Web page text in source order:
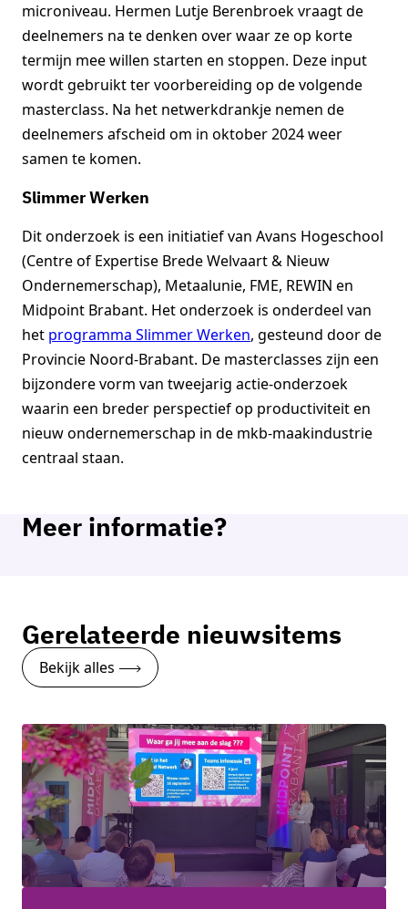
microniveau. Hermen Lutje Berenbroek vraagt de
deelnemers na te denken over waar ze op korte
termijn mee willen starten en stoppen. Deze input
wordt gebruikt ter voorbereiding op de volgende
masterclass. Na het netwerkdrankje nemen de
deelnemers afscheid om in oktober 2024 weer
samen te komen.
Slimmer Werken
Dit onderzoek is een initiatief van Avans Hogeschool
(Centre of Expertise Brede Welvaart & Nieuw
Ondernemerschap), Metaalunie, FME, REWIN en
Midpoint Brabant. Het onderzoek is onderdeel van
het programma Slimmer Werken, gesteund door de
Provincie Noord-Brabant. De masterclasses zijn een
bijzondere vorm van tweejarig actie-onderzoek
waarin een breder perspectief op productiviteit en
nieuw ondernemerschap in de mkb-maakindustrie
centraal staan.
Meer informatie?
Neem contact op
Gerelateerde nieuwsitems
Bekijk alles